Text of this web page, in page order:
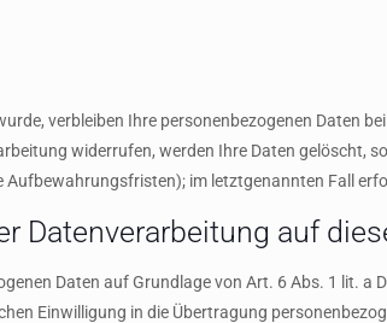
verbleiben Ihre personenbezogenen Daten
widerrufen, werden Ihre Daten gelöscht,
im letztgenannten Fall
Datenverarbeitung auf
Daten auf Grundlage von Art. 6 Abs. 1 lit. a
Einwilligung in die Übertragung